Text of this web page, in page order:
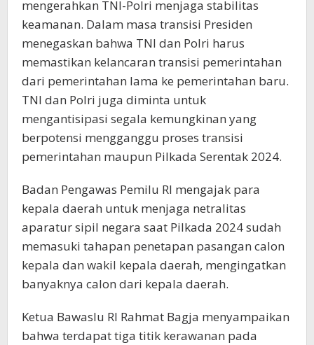
mengerahkan TNI-Polri menjaga stabilitas
keamanan. Dalam masa transisi Presiden
menegaskan bahwa TNI dan Polri harus
memastikan kelancaran transisi pemerintahan
dari pemerintahan lama ke pemerintahan baru.
TNI dan Polri juga diminta untuk
mengantisipasi segala kemungkinan yang
berpotensi mengganggu proses transisi
pemerintahan maupun Pilkada Serentak 2024.
Badan Pengawas Pemilu RI mengajak para
kepala daerah untuk menjaga netralitas
aparatur sipil negara saat Pilkada 2024 sudah
memasuki tahapan penetapan pasangan calon
kepala dan wakil kepala daerah, mengingatkan
banyaknya calon dari kepala daerah.
Ketua Bawaslu RI Rahmat Bagja menyampaikan
bahwa terdapat tiga titik kerawanan pada